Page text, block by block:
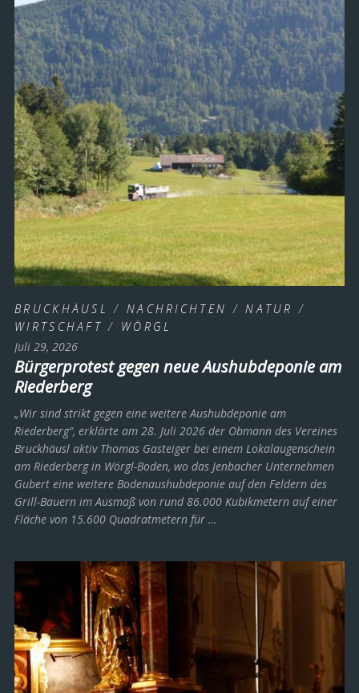
BRUCKHÄUSL / NACHRICHTEN /NATUR /
WIRTSCHAFT / WÖRGL
Juli 29, 2026
Bürgerprotest gegen neue Aushubdeponie am
Riederberg
„Wir sind strikt gegen eine weitere Aushubdeponie am
Riederberg“, erklärte am 28. Juli 2026 der Obmann des Vereines
Bruckhäusl aktiv Thomas Gasteiger bei einem Lokalaugenschein
am Riederberg in Wörgl-Boden, wo das Jenbacher Unternehmen
Gubert eine weitere Bodenaushubdeponie auf den Feldern des
Grill-Bauern im Ausmaß von rund 86.000 Kubikmetern auf einer
Fläche von 15.600 Quadratmetern für …